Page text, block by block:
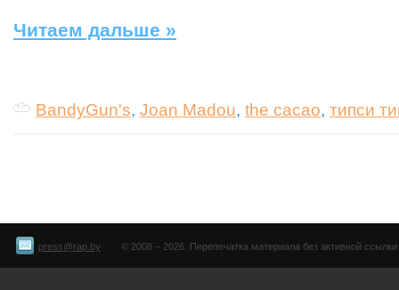
Читаем дальше »
BandyGun's, Joan Madou, the cacao, типси
press@rap.by © 2008 – 2026. Перепечатка материала без активной